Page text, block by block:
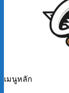
เมนูหลัก